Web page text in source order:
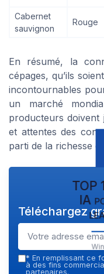
Cabernet
sauvignon
Rouge
En résumé, la
cépages, qu’ils
incontournables
un marché
producteurs doivent
et attentes des
parti de la richesse
TOP
IA
Téléchargez
* En remplissant ce
à des fins
partenaires.